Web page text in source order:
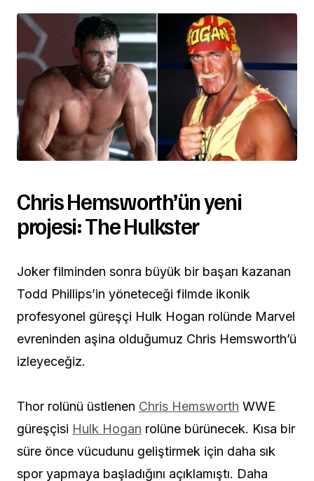
Chris Hemsworth’ün yeni
projesi: The Hulkster
Joker filminden sonra büyük bir başarı kazanan
Todd Phillips’in yöneteceği filmde ikonik
profesyonel güreşçi Hulk Hogan rolünde Marvel
evreninden aşina olduğumuz Chris Hemsworth’ü
izleyeceğiz.
Thor rolünü üstlenen Chris Hemsworth WWE
güreşçisi Hulk Hogan rolüne bürünecek. Kısa bir
süre önce vücudunu geliştirmek için daha sık
spor yapmaya başladığını açıklamıştı. Daha